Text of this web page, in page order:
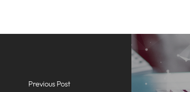
Previous Post